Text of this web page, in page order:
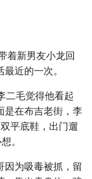
着新男友小龙回
近的一次。
二毛觉得他看起
是在布吉老街，李
平底鞋，出门遛
。
因为吸毒被抓，留